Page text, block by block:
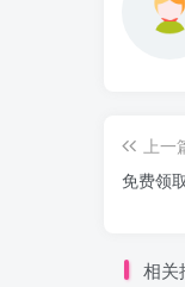
上一
免费领
相关